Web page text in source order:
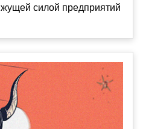
силой предприятий